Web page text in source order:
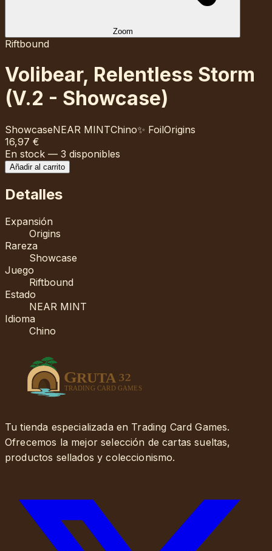
Zoom
Riftbound
Volibear, Relentless Storm
(V.2 - Showcase)
ShowcaseNEAR MINTChino✨ FoilOrigins
16,97 €
En stock — 3 disponibles
Añadir al carrito
Detalles
Expansión
Origins
Rareza
Showcase
Juego
Riftbound
Estado
NEAR MINT
Idioma
Chino
Tu tienda especializada en Trading Card Games.
Ofrecemos la mejor selección de cartas sueltas,
productos sellados y coleccionismo.